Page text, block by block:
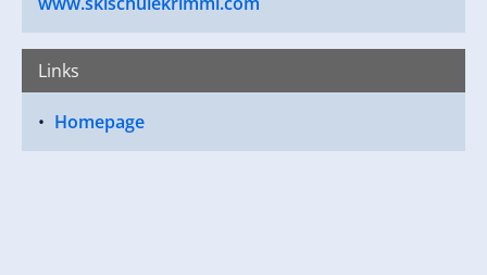
Links
Homepage